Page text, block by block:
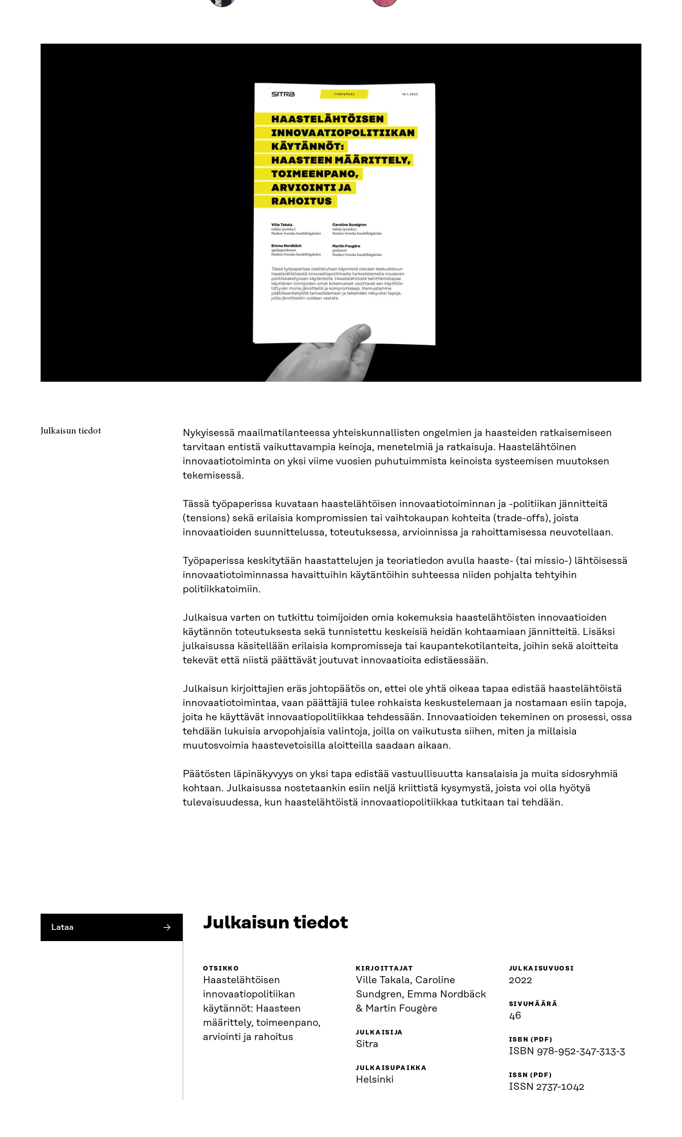
Julkaisun tiedot
Nykyisessä maailmatilanteessa yhteiskunnallisten ongelmien ja haasteiden ratkaisemiseen
tarvitaan entistä vaikuttavampia keinoja, menetelmiä ja ratkaisuja. Haastelähtöinen
innovaatiotoiminta on yksi viime vuosien puhutuimmista keinoista systeemisen muutoksen
tekemisessä.
Tässä työpaperissa kuvataan haastelähtöisen innovaatiotoiminnan ja -politiikan jännitteitä
(tensions) sekä erilaisia kompromissien tai vaihtokaupan kohteita (trade-offs), joista
innovaatioiden suunnittelussa, toteutuksessa, arvioinnissa ja rahoittamisessa neuvotellaan.
Työpaperissa keskitytään haastattelujen ja teoriatiedon avulla haaste- (tai missio-) lähtöisessä
innovaatiotoiminnassa havaittuihin käytäntöihin suhteessa niiden pohjalta tehtyihin
politiikkatoimiin.
Julkaisua varten on tutkittu toimijoiden omia kokemuksia haastelähtöisten innovaatioiden
käytännön toteutuksesta sekä tunnistettu keskeisiä heidän kohtaamiaan jännitteitä. Lisäksi
julkaisussa käsitellään erilaisia kompromisseja tai kaupantekotilanteita, joihin sekä aloitteita
tekevät että niistä päättävät joutuvat innovaatioita edistäessään.
Julkaisun kirjoittajien eräs johtopäätös on, ettei ole yhtä oikeaa tapaa edistää haastelähtöistä
innovaatiotoimintaa, vaan päättäjiä tulee rohkaista keskustelemaan ja nostamaan esiin tapoja,
joita he käyttävät innovaatiopolitiikkaa tehdessään. Innovaatioiden tekeminen on prosessi, ossa
tehdään lukuisia arvopohjaisia valintoja, joilla on vaikutusta siihen, miten ja millaisia
muutosvoimia haastevetoisilla aloitteilla saadaan aikaan.
Päätösten läpinäkyvyys on yksi tapa edistää vastuullisuutta kansalaisia ja muita sidosryhmiä
kohtaan. Julkaisussa nostetaankin esiin neljä kriittistä kysymystä, joista voi olla hyötyä
tulevaisuudessa, kun haastelähtöistä innovaatiopolitiikkaa tutkitaan tai tehdään.
Lataa Julkaisun tiedot
OTSIKKO
Haastelähtöisen
innovaatiopolitiikan
käytännöt: Haasteen
määrittely, toimeenpano,
arviointi ja rahoitus
KIRJOITTAJAT
Ville Takala, Caroline
Sundgren, Emma Nordbäck
& Martin Fougère
JULKAISIJA
Sitra
JULKAISUPAIKKA
Helsinki
JULKAISUVUOSI
2022
SIVUMÄÄRÄ
46
ISBN (PDF)
ISBN 978-952-347-313-3
ISSN (PDF)
ISSN 2737-1042